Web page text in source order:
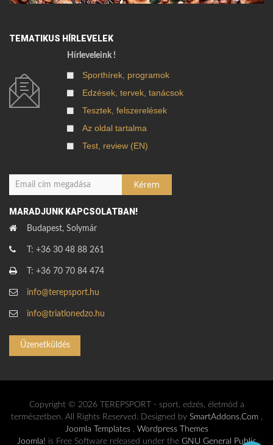
TEMATIKUS HÍRLEVELEK
Hírleveleink !
Sporthírek, programok
Edzések, tervek, tanácsok
Tesztek, felszerelések
Az oldal tartalma
Test, review (EN)
MARADJUNK KAPCSOLATBAN!
Budapest, Solymár
T: +36 30 48 88 261
T: +36 70 70 84 474
info@terepsport.hu
info@triatlonedzo.hu
Üzenetküldés
Copyright © 2026 TEREPSPORT - sport, edzés, életmód a
természetben. All Rights Reserved. Designed by SmartAddons.Com,
Joomla Templates, Wordpress Themes
Joomla! is Free Software released under the GNU General Public